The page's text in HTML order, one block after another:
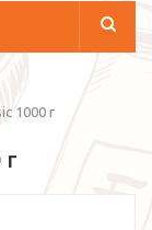
1000 г
г